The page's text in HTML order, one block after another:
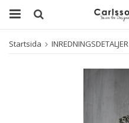
Startsida INREDNINGSDETALJER